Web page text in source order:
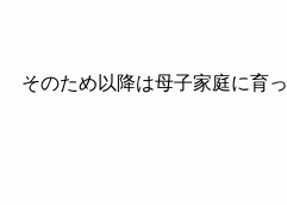
そのため以降は母子家庭に育っ